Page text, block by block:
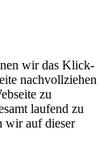
wir das Klick-
nachvollziehen
zu
laufend zu
wir auf dieser